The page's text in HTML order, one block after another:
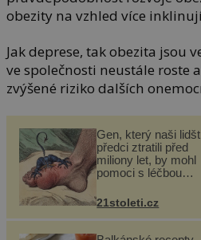
obezity na vzhled více
Jak deprese, tak obezita jsou
ve společnosti neustále roste
zvýšené riziko dalších
Gen, který naši
předci ztratili před
miliony let, by mohl
pomoci s léčbou
21stoleti.cz